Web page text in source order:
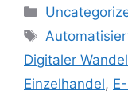
Kategorien
Digitaler
Einzelhandel,